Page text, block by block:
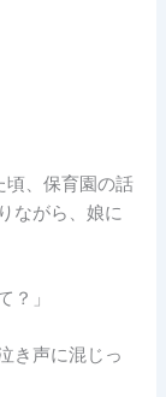
頃、保育園の話
ながら、娘に
？」
き声に混じっ